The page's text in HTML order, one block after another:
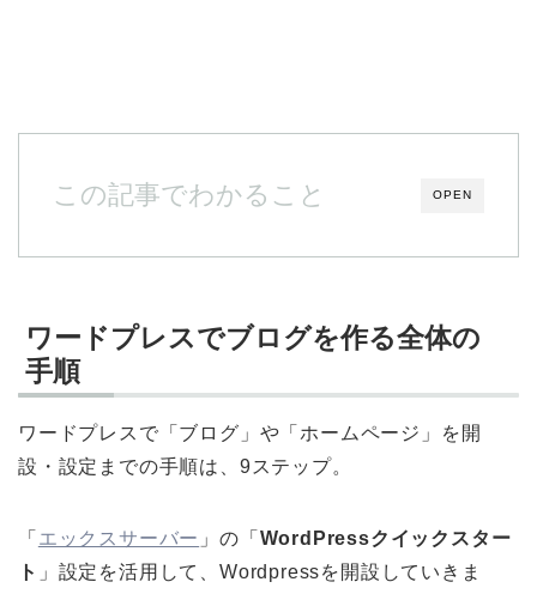
OPEN
この記事でわかること
ワードプレスでブログを作る全体の
手順
ワードプレスで「ブログ」や「ホームページ」を開
設・設定までの手順は、9ステップ。
「 エックスサーバー 」の「 WordPressクイックスター
ト 」設定を活用して、Wordpressを開設していきま